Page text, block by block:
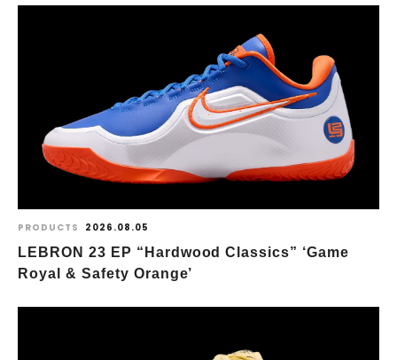
PRODUCTS 2026.08.05
LEBRON 23 EP “Hardwood Classics” ‘Game
Royal & Safety Orange’